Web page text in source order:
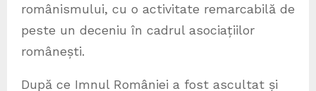
românismului, cu o activitate remarcabilă de
peste un deceniu în cadrul asociațiilor
românești.
După ce Imnul României a fost ascultat și